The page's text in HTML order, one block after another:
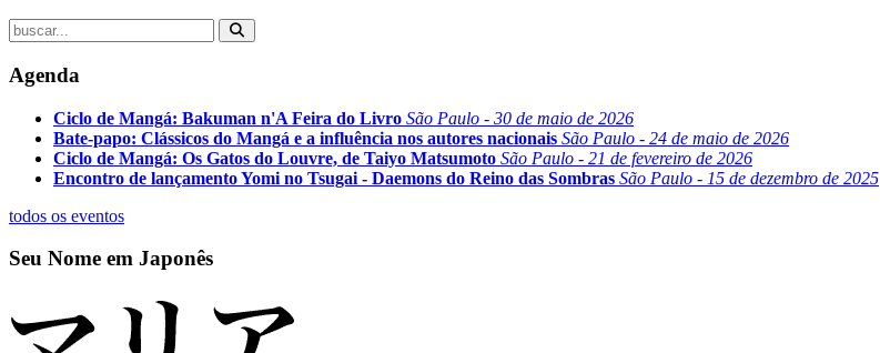
Agenda
Ciclo de Mangá: Bakuman n'A Feira do Livro São Paulo - 30 de maio de 2026
Bate-papo: Clássicos do Mangá e a influência nos autores nacionais São Paulo - 24 de maio de 2026
Ciclo de Mangá: Os Gatos do Louvre, de Taiyo Matsumoto São Paulo - 21 de fevereiro de 2026
Encontro de lançamento Yomi no Tsugai - Daemons do Reino das Sombras São Paulo - 15 de dezembro de 2025
todos os eventos
Seu Nome em Japonês